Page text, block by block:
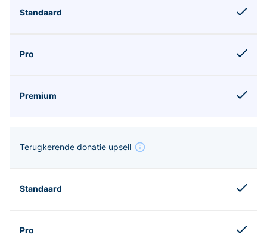
Terugkerende donatie upsell